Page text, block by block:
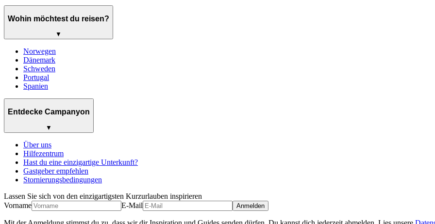
Wohin möchtest du reisen?
▼
Norwegen
Dänemark
Schweden
Portugal
Spanien
Entdecke Campanyon
▼
Über uns
Hilfezentrum
Hast du eine einzigartige Unterkunft?
Gastgeber empfehlen
Stornierungsbedingungen
Lassen Sie sich von den einzigartigsten Kurzurlauben inspirieren
Vorname
E-Mail Anmelden